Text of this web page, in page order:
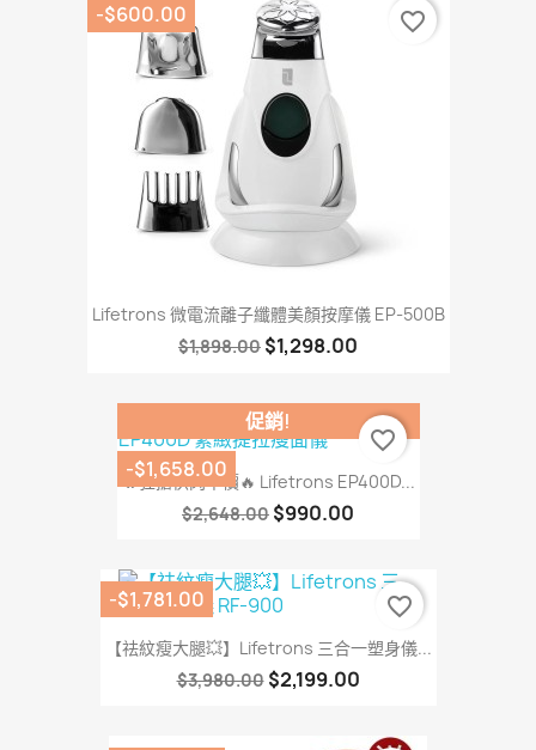
Lifetrons 微電流離子纖體美顏按摩儀 EP-500B
$1,898.00 $1,298.00
-$600.00 favorite_border
🔥狂搶快閃半價🔥 Lifetrons EP400D...
$2,648.00 $990.00
促銷!
-$1,658.00
favorite_border
【祛紋瘦大腿💥】Lifetrons 三合一塑身儀...
$3,980.00 $2,199.00
-$1,781.00 favorite_border